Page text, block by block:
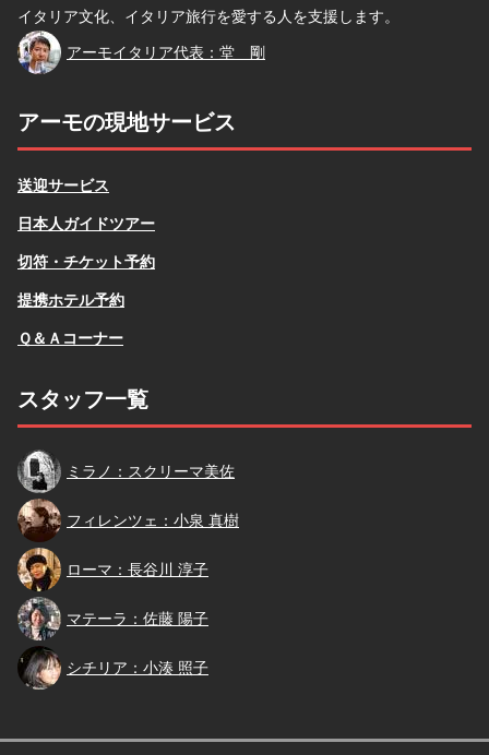
イタリア文化、イタリア旅行を愛する人を支援します。
堂
アーモイタリア代表：堂 剛
アーモの現地サービス
送迎サービス
日本人ガイドツアー
切符・チケット予約
提携ホテル予約
Ｑ＆Ａコーナー
スタッフ一覧
スクリーマ
ミラノ：スクリーマ美佐
小泉
フィレンツェ：小泉 真樹
長谷川
ローマ：長谷川 淳子
佐藤
マテーラ：佐藤 陽子
小湊
シチリア：小湊 照子